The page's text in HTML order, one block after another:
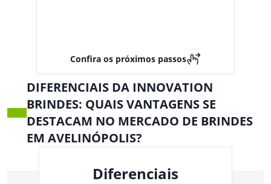
Confira os próximos passos
DIFERENCIAIS DA INNOVATION
BRINDES: QUAIS VANTAGENS SE
DESTACAM NO MERCADO DE BRINDES
EM AVELINÓPOLIS?
Diferenciais